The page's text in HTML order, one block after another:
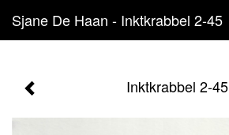
Sjane De Haan - Inktkrabbel 2-45
Inktkrabbel 2-45